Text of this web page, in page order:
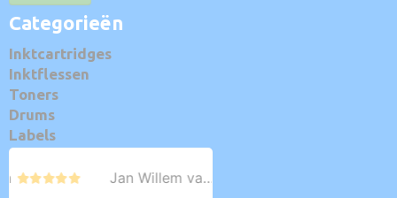
Categorieën
Inktcartridges
Inktflessen
Toners
Drums
Labels